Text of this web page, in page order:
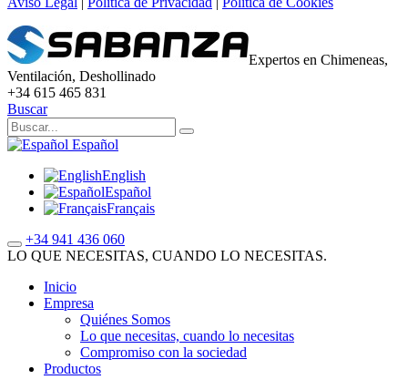
Expertos en Chimeneas,
Ventilación, Deshollinado
+34 615 465 831
Buscar
Español
English
Español
Français
+34 941 436 060
LO QUE NECESITAS, CUANDO LO NECESITAS.
Inicio
Empresa
Quiénes Somos
Lo que necesitas, cuando lo necesitas
Compromiso con la sociedad
Productos